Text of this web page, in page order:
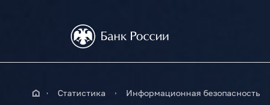
Статистика Информационная безопасность